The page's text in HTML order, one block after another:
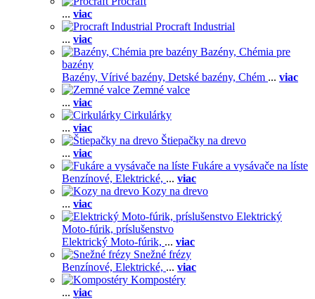
... viac
Procraft Industrial
... viac
Bazény, Chémia pre
bazény
Bazény, Vírivé bazény, Detské bazény, Chém ... viac
Zemné valce
... viac
Cirkulárky
... viac
Štiepačky na drevo
... viac
Fukáre a vysávače na líste
Benzínové, Elektrické, ... viac
Kozy na drevo
... viac
Elektrický
Moto-fúrik, príslušenstvo
Elektrický Moto-fúrik, ... viac
Snežné frézy
Benzínové, Elektrické, ... viac
Kompostéry
... viac